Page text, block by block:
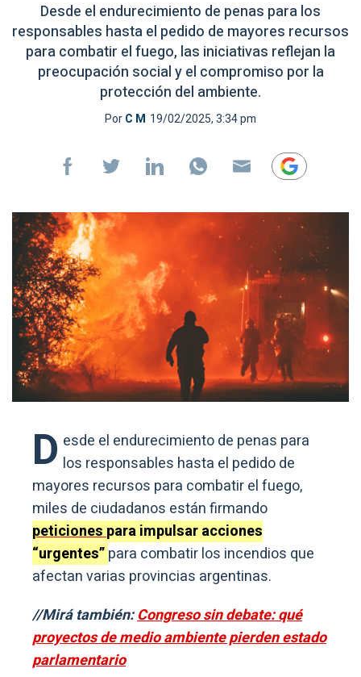
Desde el endurecimiento de penas para los
responsables hasta el pedido de mayores recursos
para combatir el fuego, las iniciativas reflejan la
preocupación social y el compromiso por la
protección del ambiente.
PorC M 19/02/2025, 3:34 pm
D esde el endurecimiento de penas para
los responsables hasta el pedido de
mayores recursos para combatir el fuego,
miles de ciudadanos están firmando
peticionespara impulsar acciones
“urgentes”para combatir los incendios que
afectan varias provincias argentinas.
//Mirá también:Congreso sin debate: qué
proyectos de medio ambiente pierden estado
parlamentario